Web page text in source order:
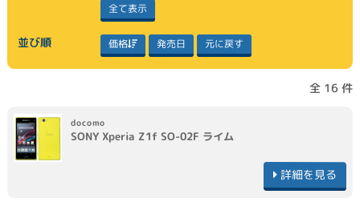
全て表示
並び順 価格 発売日 元に戻す
全 16 件
docomo
SONY Xperia Z1f SO-02F ライム
詳細を見る